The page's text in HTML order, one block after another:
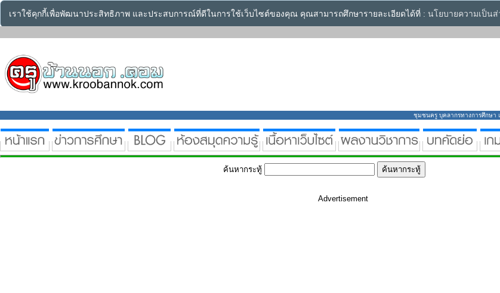
เราใช้คุกกี้เพื่อพัฒนาประสิทธิภาพ และประสบการณ์ที่ดีในการใช้เว็บไซต์ของคุณ คุณสามารถศึกษารายละเอียดได้ที่ : นโยบายความเป็น
ชุมชนครู บุคลากรทางการศึกษา
ค้นหากระทู้
Advertisement